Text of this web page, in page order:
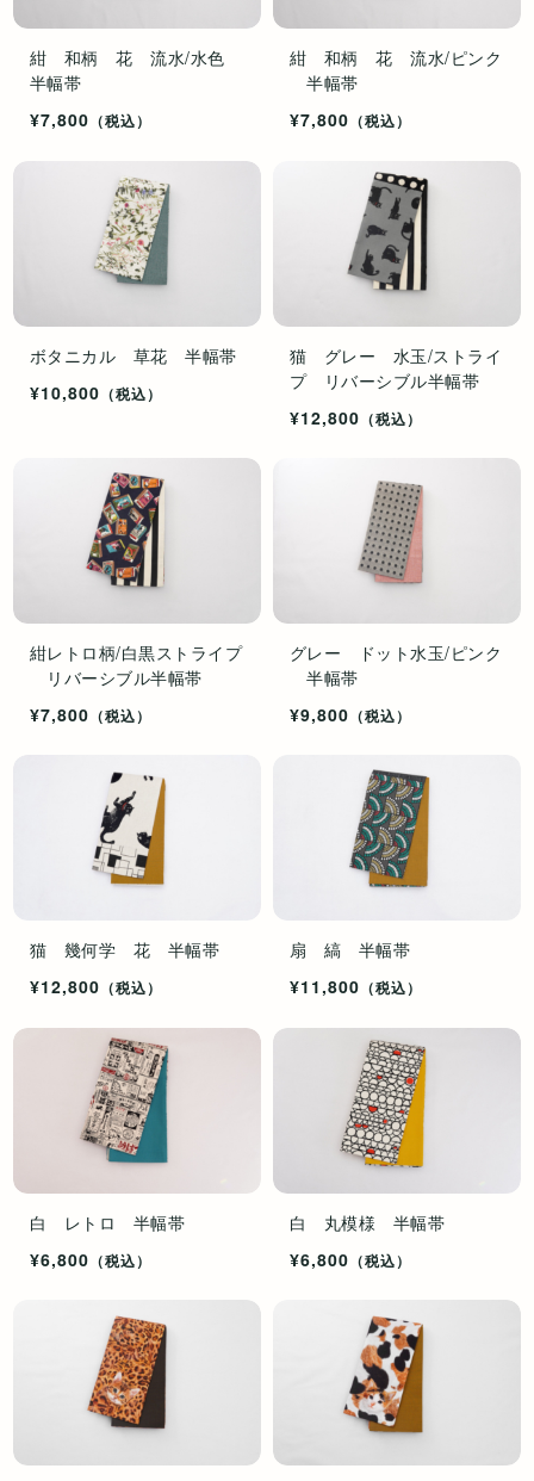
紺 和柄 花 流水/水色
半幅帯
¥7,800 （税込）
紺 和柄 花 流水/ピンク
半幅帯
¥7,800 （税込）
ボタニカル 草花 半幅帯
¥10,800 （税込）
猫 グレー 水玉/ストライ
プ リバーシブル半幅帯
¥12,800 （税込）
紺レトロ柄/白黒ストライプ
リバーシブル半幅帯
¥7,800 （税込）
グレー ドット水玉/ピンク
半幅帯
¥9,800 （税込）
猫 幾何学 花 半幅帯
¥12,800 （税込）
扇 縞 半幅帯
¥11,800 （税込）
白 レトロ 半幅帯
¥6,800 （税込）
白 丸模様 半幅帯
¥6,800 （税込）